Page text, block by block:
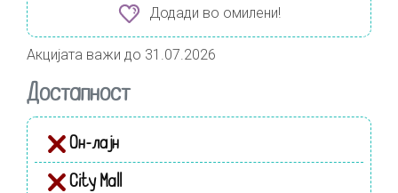
Додади во омилени!
Акцијата важи до 31.07.2026
Достапност
Он-лајн
City Mall